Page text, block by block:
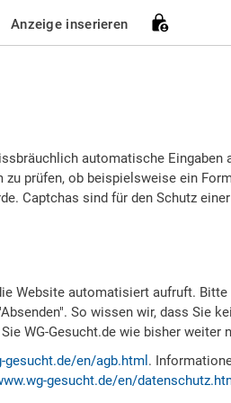
Anzeige inserieren
automatische Eingaben
zu prüfen, ob beispielsweise ein
Captchas sind für den Schutz
Website automatisiert aufruft. Bitte
So wissen wir, dass Sie
WG-Gesucht.de wie bisher weiter
gesucht.de/en/agb.html .
gesucht.de/en/